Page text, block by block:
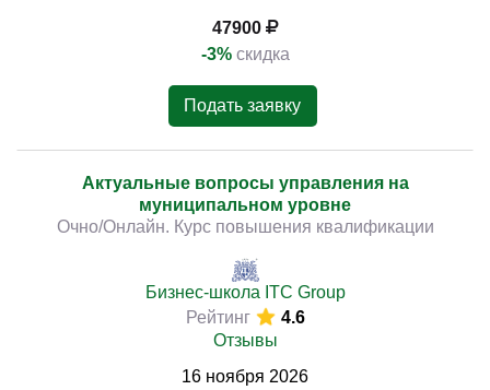
47900
-3% скидка
Подать заявку
Актуальные вопросы управления на
муниципальном уровне
Очно/Онлайн. Курс повышения квалификации
Бизнес-школа ITC Group
Рейтинг
4.6
Отзывы
16 ноября 2026